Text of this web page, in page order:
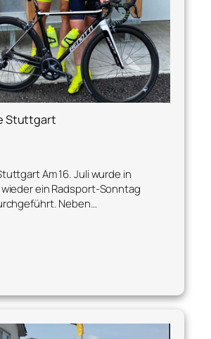
Stuttgart
Am 16. Juli wurde in
ein Radsport-Sonntag
Neben…